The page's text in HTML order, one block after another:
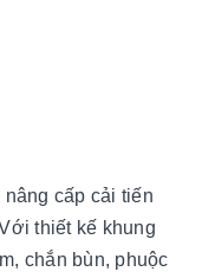
cấp cải tiến
thiết kế khung
chắn bùn, phuộc